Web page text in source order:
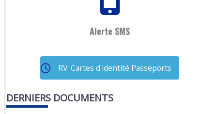
Alerte SMS
RV: Cartes d'identité Passeports
DERNIERS DOCUMENTS